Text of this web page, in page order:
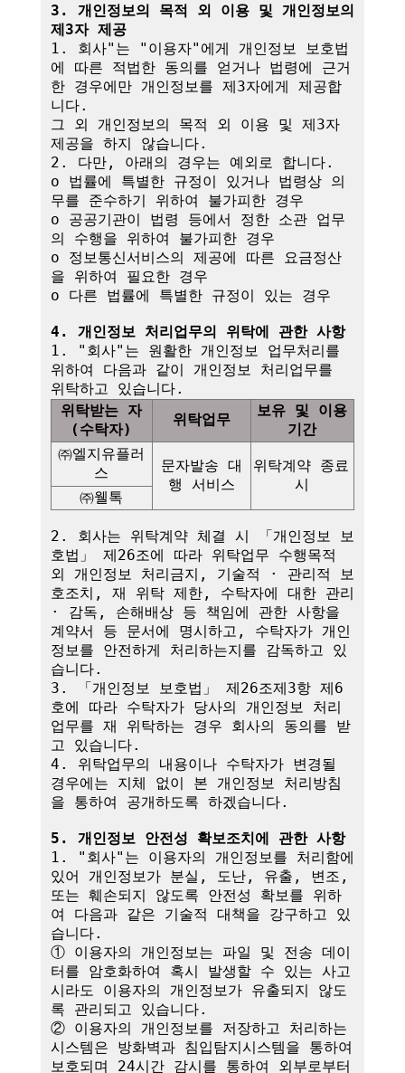
3. 개인정보의 목적 외 이용 및 개인정보의
제3자 제공
1. 회사"는 "이용자"에게 개인정보 보호법
에 따른 적법한 동의를 얻거나 법령에 근거
한 경우에만 개인정보를 제3자에게 제공합
니다.
그 외 개인정보의 목적 외 이용 및 제3자
제공을 하지 않습니다.
2. 다만, 아래의 경우는 예외로 합니다.
o 법률에 특별한 규정이 있거나 법령상 의
무를 준수하기 위하여 불가피한 경우
o 공공기관이 법령 등에서 정한 소관 업무
의 수행을 위하여 불가피한 경우
o 정보통신서비스의 제공에 따른 요금정산
을 위하여 필요한 경우
o 다른 법률에 특별한 규정이 있는 경우
4. 개인정보 처리업무의 위탁에 관한 사항
1. "회사"는 원활한 개인정보 업무처리를
위하여 다음과 같이 개인정보 처리업무를
위탁받는 자
(수탁자)
위탁업무
보유 및 이용
기간
㈜엘지유플러
스
문자발송 대
행 서비스
위탁계약 종료
시
㈜웰톡
2. 회사는 위탁계약 체결 시 「개인정보 보
호법」 제26조에 따라 위탁업무 수행목적
외 개인정보 처리금지, 기술적 · 관리적 보
호조치, 재 위탁 제한, 수탁자에 대한 관리
· 감독, 손해배상 등 책임에 관한 사항을
계약서 등 문서에 명시하고, 수탁자가 개인
정보를 안전하게 처리하는지를 감독하고 있
습니다.
3. 「개인정보 보호법」 제26조제3항 제6
호에 따라 수탁자가 당사의 개인정보 처리
업무를 재 위탁하는 경우 회사의 동의를 받
고 있습니다.
4. 위탁업무의 내용이나 수탁자가 변경될
경우에는 지체 없이 본 개인정보 처리방침
을 통하여 공개하도록 하겠습니다.
5. 개인정보 안전성 확보조치에 관한 사항
1. "회사"는 이용자의 개인정보를 처리함에
있어 개인정보가 분실, 도난, 유출, 변조,
또는 훼손되지 않도록 안전성 확보를 위하
여 다음과 같은 기술적 대책을 강구하고 있
습니다.
① 이용자의 개인정보는 파일 및 전송 데이
터를 암호화하여 혹시 발생할 수 있는 사고
시라도 이용자의 개인정보가 유출되지 않도
록 관리되고 있습니다.
② 이용자의 개인정보를 저장하고 처리하는
시스템은 방화벽과 침입탐지시스템을 통하여
보호되며 24시간 감시를 통하여 외부로부터